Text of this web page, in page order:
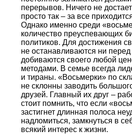
перерывов. Ничего не
просто так – за все
Однако именно среди
количество преуспевающих
политиков. Для достижения
не останавливаются ни
добиваются своего любой
методами. В семье всегда
и тираны. «Восьмерки» по
не склонны заводить
друзей. Главный их друг –
стоит помнить, что если
застигнет длинная полоса
надломиться, замкнуться в
всякий интерес к жизни.